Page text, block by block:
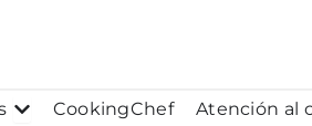
Abrir Conócenos
CookingChef Atención al